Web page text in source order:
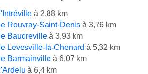
à 2,88 km
Rouvray-Saint-Denis à 3,76 km
Baudreville à 3,93 km
Levesville-la-Chenard à 5,32 km
Barmainville à 6,07 km
à 6,4 km